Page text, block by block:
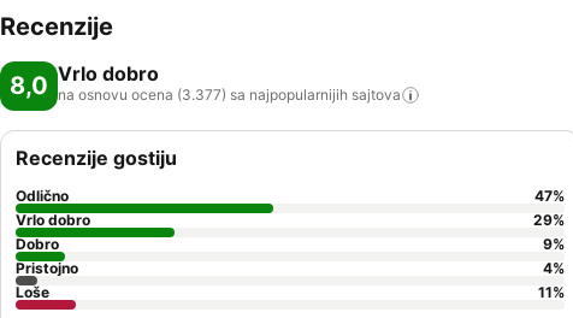
Recenzije
8,0 Vrlo dobro
na osnovu ocena (3.377) sa najpopularnijih sajtova
Recenzije gostiju
Odlično 47%
Vrlo dobro
29%
Dobro
9%
Pristojno
4%
Loše
11%